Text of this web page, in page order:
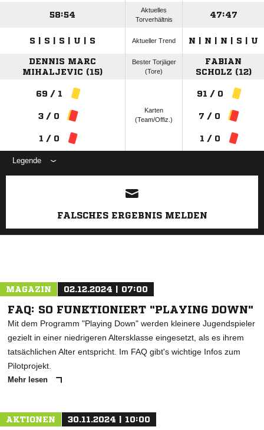
58:54
Aktuelles
Torverhältnis
47:47
S | S | S | U | S Aktueller Trend N | N | N | S | U
DENNIS MARC
MIHALJEVIC (15)
Bester Torjäger
(Tore)
FABIAN
SCHOLZ (12)
69 / 1
3 / 0
1 / 0
Karten
(Team/Offiz.)
91 / 0
7 / 0
1 / 0
Legende
ANZEIGE
FALSCHES ERGEBNIS MELDEN
MAGAZIN 02.12.2024 | 07:00
FAQ: SO FUNKTIONIERT "PLAYING DOWN"
Mit dem Programm "Playing Down" werden kleinere Jugendspieler
gezielt in einer niedrigeren Altersklasse eingesetzt, als es ihrem
tatsächlichen Alter entspricht. Im FAQ gibt's wichtige Infos zum
Pilotprojekt.
Mehr lesen
AKTIONEN 30.11.2024 | 10:00